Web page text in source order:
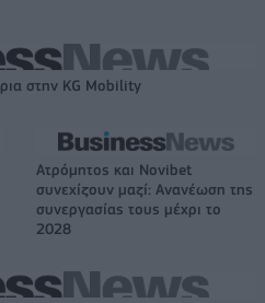
στην KG Mobility
Ατρόμητος και Novibet
συνεχίζουν μαζί: Ανανέωση της
συνεργασίας τους μέχρι το
2028